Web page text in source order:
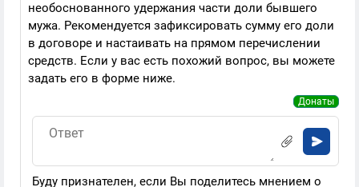
необоснованного удержания части доли бывшего
мужа. Рекомендуется зафиксировать сумму его доли
в договоре и настаивать на прямом перечислении
средств. Если у вас есть похожий вопрос, вы можете
задать его в форме ниже.
Донаты
Буду признателен, если Вы поделитесь мнением о